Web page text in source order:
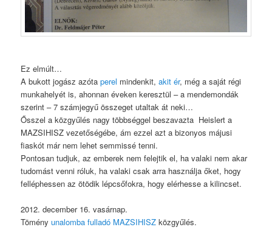
Ez elmúlt…
A bukott jogász azótaperel mindenkit,akit ér, még a saját régi
munkahelyét is, ahonnan éveken keresztül – a mendemondák
szerint – 7 számjegyű összeget utaltak át neki…
Ősszel a közgyűlés nagy többséggel beszavazta Heislert a
MAZSIHISZ vezetőségébe, ám ezzel azt a bizonyos májusi
fiaskót már nem lehet semmissé tenni.
Pontosan tudjuk, az emberek nem felejtik el, ha valaki nem akar
tudomást venni róluk, ha valaki csak arra használja őket, hogy
felléphessen az ötödik lépcsőfokra, hogy elérhesse a kilincset.
2012. december 16. vasárnap.
Töményunalomba fulladó MAZSIHISZ közgyűlés.